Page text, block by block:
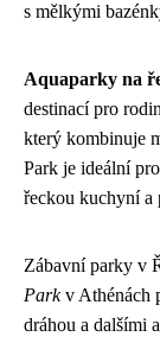
s mělkými
Aquaparky na
destinací pro
který kombinuje
Park je ideální
řeckou kuchyní a
Zábavní parky v
Parkv Athénách
dráhou a dalšími